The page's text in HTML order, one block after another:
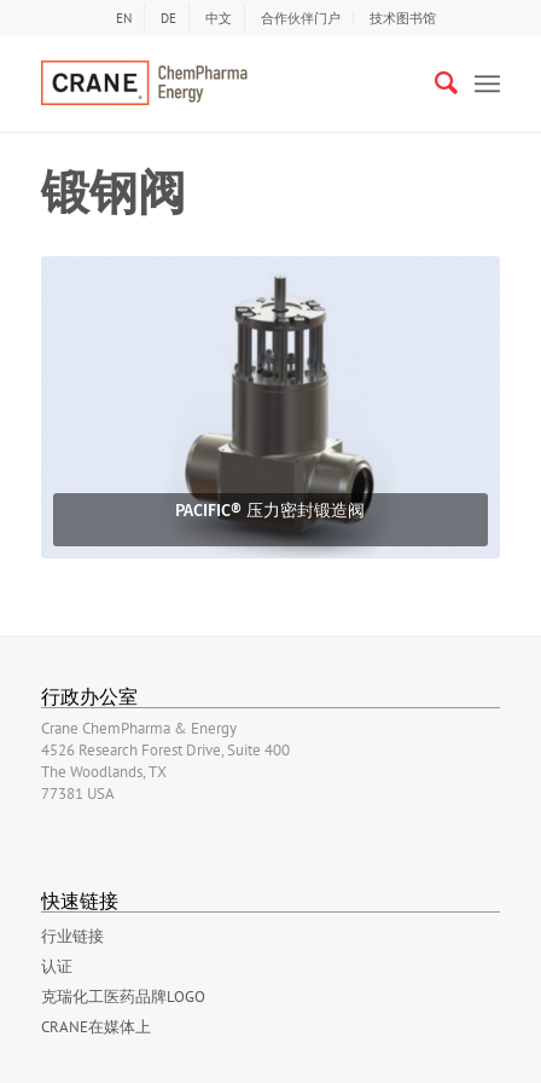
EN DE 中文 合作伙伴门户 技术图书馆
锻钢阀
PACIFIC® 压力密封锻造阀
行政办公室
Crane ChemPharma & Energy
4526 Research Forest Drive, Suite 400
The Woodlands, TX
77381 USA
快速链接
行业链接
认证
克瑞化工医药品牌LOGO
CRANE在媒体上